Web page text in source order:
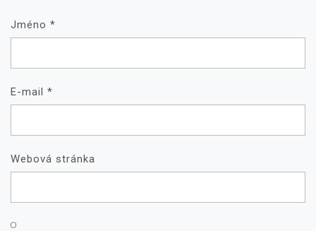
Jméno *
E-mail *
Webová stránka